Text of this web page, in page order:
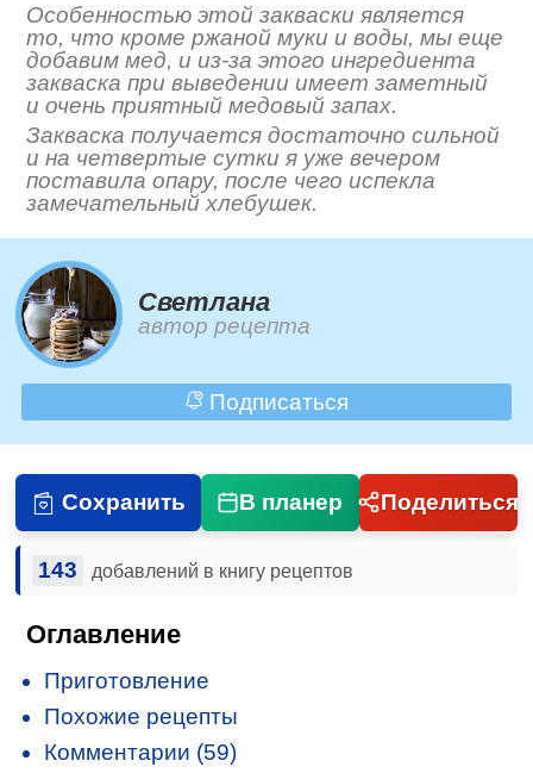
Особенностью этой закваски является
то, что кроме ржаной муки и воды, мы еще
добавим мед, и из-за этого ингредиента
закваска при выведении имеет заметный
и очень приятный медовый запах.
Закваска получается достаточно сильной
и на четвертые сутки я уже вечером
поставила опару, после чего испекла
замечательный хлебушек.
Светлана
автор рецепта
Подписаться
Сохранить В планер Поделиться
143 добавлений в книгу рецептов
Оглавление
Приготовление
Похожие рецепты
Комментарии (59)